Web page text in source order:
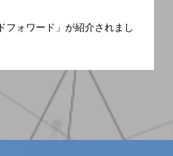
フォワード」が紹介されまし